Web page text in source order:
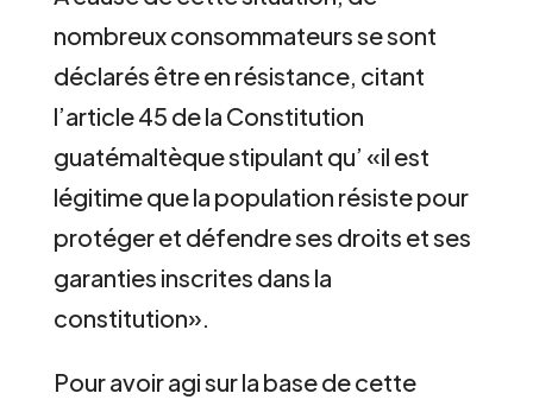
nombreux consommateurs se sont
déclarés être en résistance, citant
l’article 45 de la Constitution
guatémaltèque stipulant qu’ «il est
légitime que la population résiste pour
protéger et défendre ses droits et ses
garanties inscrites dans la
constitution».
Pour avoir agi sur la base de cette